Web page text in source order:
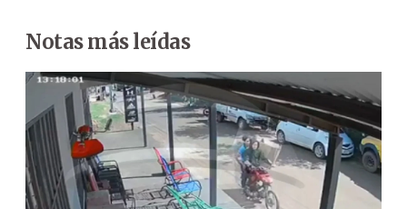
Notas más leídas